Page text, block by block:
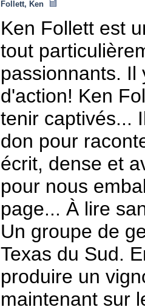
Follett, Ken
Ken Follett est
tout
passionnants. Il
d'action! Ken
tenir captivés...
don pour
écrit, dense et
pour nous
page... À lire
Un groupe de
Texas du Sud.
produire un
maintenant sur